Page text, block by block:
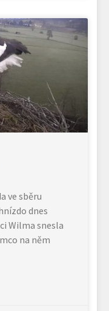
ve sběru
dnes
Wilma snesla
na něm